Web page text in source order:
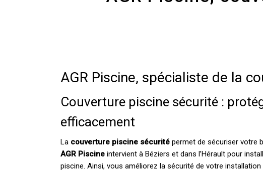
AGR Piscine, spécialiste de la
Couverture piscine sécurité :
efficacement
La couverture piscine sécurité permet de sécuriser votre
AGR Piscine intervient à Béziers et dans l’Hérault pour
piscine. Ainsi, vous améliorez la sécurité de votre installation